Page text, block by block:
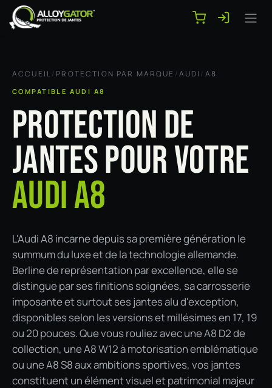
Se rendre au contenu
ACCUEIL/ PROTECTION PAR MARQUE /AUDI / A8
COMPATIBLE AUDI A8
PROTECTION DE
JANTES POUR VOTRE
AUDI A8
L'Audi A8 incarne depuis sa première génération le
summum du luxe et de la technologie allemande.
Berline de représentation par excellence, elle se
distingue par ses finitions soignées, sa carrosserie
imposante et surtout ses jantes alu d'exception,
disponibles selon les versions et millésimes en 17, 19
ou 20 pouces. Que vous rouliez avec une A8 D2 de
collection, une A8 W12 à motorisation emblématique
ou une A8 S8 aux ambitions sportives, vos jantes
constituent un élément visuel et patrimonial majeur